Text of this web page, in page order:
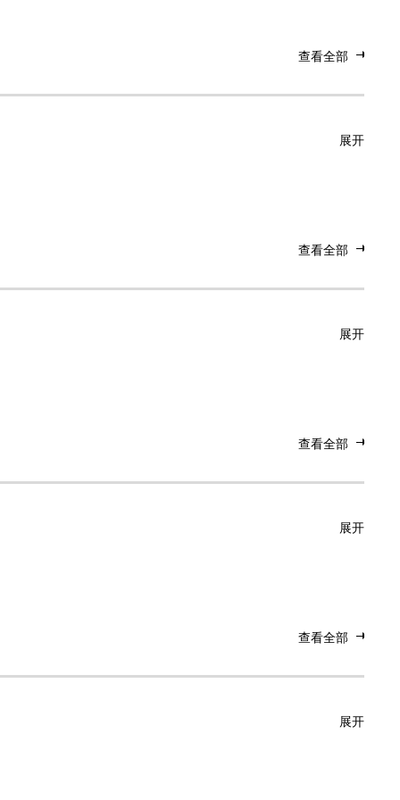
查看全部
展开
查看全部
展开
查看全部
展开
查看全部
展开